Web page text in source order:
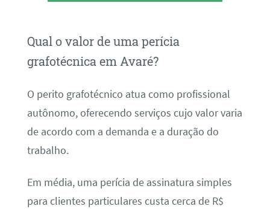
Qual o valor de uma perícia
grafotécnica em Avaré?
O perito grafotécnico atua como profissional
autônomo, oferecendo serviços cujo valor varia
de acordo com a demanda e a duração do
trabalho.
Em média, uma perícia de assinatura simples
para clientes particulares custa cerca de R$